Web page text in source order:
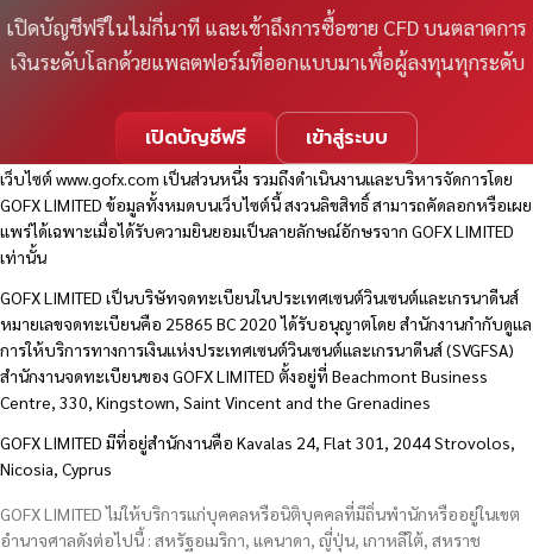
เปิดบัญชีฟรีในไม่กี่นาที และเข้าถึงการซื้อขาย CFD บนตลาดการ
เงินระดับโลกด้วยแพลตฟอร์มที่ออกแบบมาเพื่อผู้ลงทุนทุกระดับ
เปิดบัญชีฟรี เข้าสู่ระบบ
เว็บไซต์www.gofx.com เป็นส่วนหนึ่ง รวมถึงดำเนินงานและบริหารจัดการโดย
GOFX LIMITED ข้อมูลทั้งหมดบนเว็บไซต์นี้ สงวนลิขสิทธิ์ สามารถคัดลอกหรือเผย
แพร่ได้เฉพาะเมื่อได้รับความยินยอมเป็นลายลักษณ์อักษรจาก GOFX LIMITED
เท่านั้น
GOFX LIMITED เป็นบริษัทจดทะเบียนในประเทศเซนต์วินเซนต์และเกรนาดีนส์
หมายเลขจดทะเบียนคือ 25865 BC 2020 ได้รับอนุญาตโดย สำนักงานกำกับดูแล
การให้บริการทางการเงินแห่งประเทศเซนต์วินเซนต์และเกรนาดีนส์ (SVGFSA)
สำนักงานจดทะเบียนของ GOFX LIMITED ตั้งอยู่ที่ Beachmont Business
Centre, 330, Kingstown, Saint Vincent and the Grenadines
GOFX LIMITED มีที่อยู่สำนักงานคือ Kavalas 24, Flat 301, 2044 Strovolos,
Nicosia, Cyprus
GOFX LIMITED ไม่ให้บริการแก่บุคคลหรือนิติบุคคลที่มีถิ่นพำนักหรืออยู่ในเขต
อำนาจศาลดังต่อไปนี้ : สหรัฐอเมริกา, แคนาดา, ญี่ปุ่น, เกาหลีใต้, สหราช